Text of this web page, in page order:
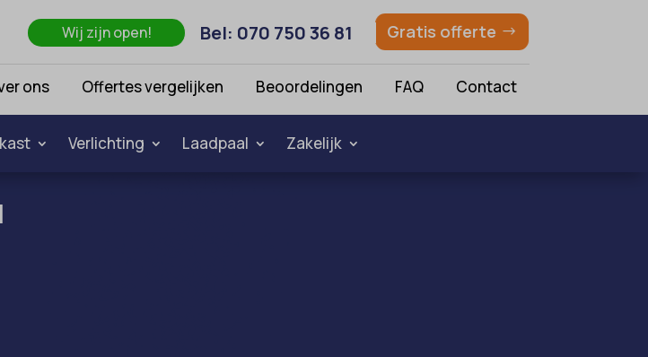
Gratis offerte
Bel: 070 750 36 81
Wij zijn open!
ons Offertes vergelijken Beoordelingen FAQ Contact
Verlichting Laadpaal Zakelijk